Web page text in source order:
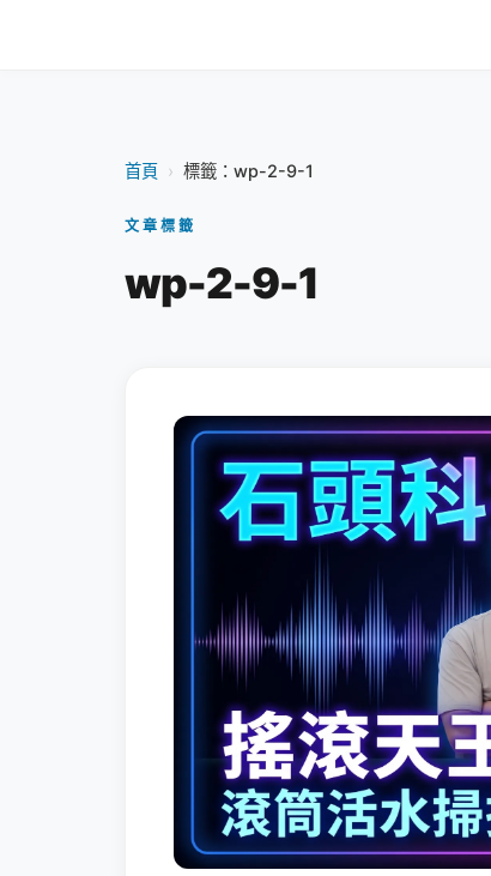
首頁 › 標籤：wp-2-9-1
文章標籤
wp-2-9-1